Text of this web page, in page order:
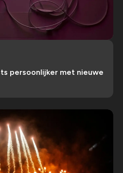
persoonlijker met nieuwe